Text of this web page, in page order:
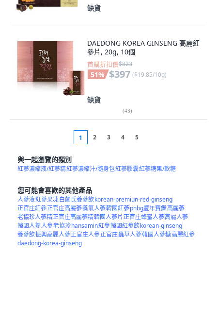
缺貨
DAEDONG KOREA GINSENG 高麗紅
參片, 20g, 10個
首購折扣價$823
51% $397 ($19.85/10g)
缺貨
(43)
1 2 3 4 5
與一起瀏覽的類別
紅蔘濃縮液/紅蔘精紅蔘濃縮汁/隨身包紅蔘膠囊紅蔘糖果/軟糖
您可能會喜歡的其他產品
人蔘液紅蔘果凍白蘭氏養蔘飲korean-premiun-red-ginseng
正官庄紅參正官庄高麗蔘養氣人蔘韓國紅蔘pnbg豐年寶鑑高麗蔘
老協珍人蔘精正官庄高麗蔘精韓國人蔘片正官庄蜂蜜人蔘高麗人蔘
韓國人蔘人參老協珍hansamin紅參韓國紅參飲korean-ginseng
養蔘飲振興高麗人蔘正官庄人參正官庄蟲草人蔘韓國人蔘糖高麗紅參
daedong-korea-ginseng